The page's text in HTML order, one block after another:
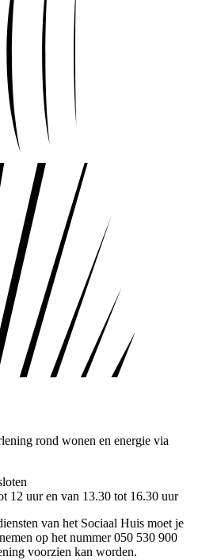
rond wonen en energie via
12 uur en van 13.30 tot 16.30 uur
van het Sociaal Huis moet je
op het nummer 050 530 900
voorzien kan worden.